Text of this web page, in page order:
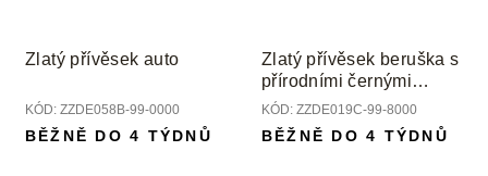
Zlatý přívěsek auto
KÓD: ZZDE058B-99-0000
BĚŽNĚ DO 4 TÝDNŮ
Zlatý přívěsek beruška s
přírodními černými
diamanty
KÓD: ZZDE019C-99-8000
BĚŽNĚ DO 4 TÝDNŮ